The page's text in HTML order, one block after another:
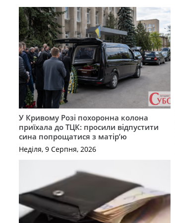
У Кривому Розі похоронна колона
приїхала до ТЦК: просили відпустити
сина попрощатися з матір’ю
Неділя, 9 Серпня, 2026